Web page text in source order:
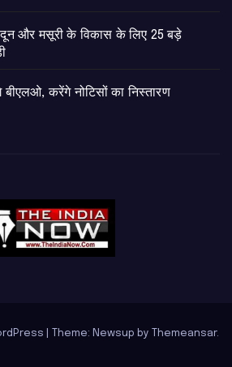
और मसूरी के विकास के लिए 25 बड़े
बीएलओ, करेंगे नोटिसों का निस्तारण
Theme: Newsup by Themeansar.